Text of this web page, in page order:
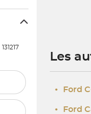
131217
Les
• Ford
• Ford